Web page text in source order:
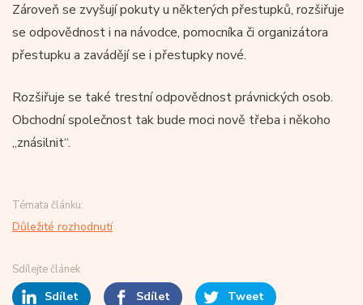
Zároveň se zvyšují pokuty u některých přestupků, rozšiřuje
se odpovědnost i na návodce, pomocníka či organizátora
přestupku a zavádějí se i přestupky nové.
Rozšiřuje se také trestní odpovědnost právnických osob.
Obchodní společnost tak bude moci nově třeba i někoho
„znásilnit“.
Témata článku:
Důležité rozhodnutí
Sdílejte článek
Sdílet Sdílet Tweet